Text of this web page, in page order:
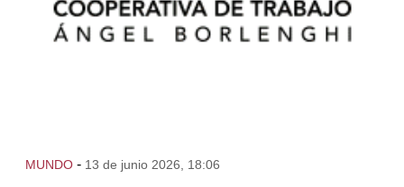
MUNDO - 13 de junio 2026, 18:06